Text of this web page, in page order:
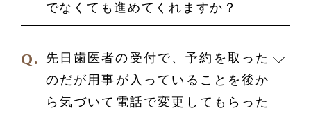
でなくても進めてくれますか？
先日歯医者の受付で、予約を取った
のだが用事が入っていることを後か
ら気づいて電話で変更してもらった